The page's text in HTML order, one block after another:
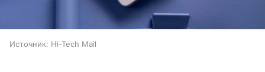
Источник: Hi-Tech Mail